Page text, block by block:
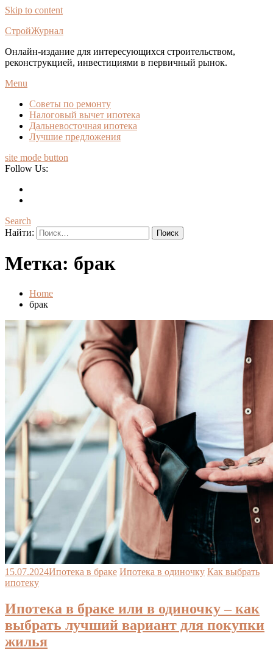
Skip to content
СтройЖурнал
Онлайн-издание для интересующихся строительством,
реконструкцией, инвестициями в первичный рынок.
Menu
Советы по ремонту
Налоговый вычет ипотека
Дальневосточная ипотека
Лучшие предложения
site mode button
Follow Us:
Search
Найти:
Метка: брак
Home
брак
15.07.2024Ипотека в браке Ипотека в одиночку Как выбрать
ипотеку
Ипотека в браке или в одиночку – как
выбрать лучший вариант для покупки
жилья